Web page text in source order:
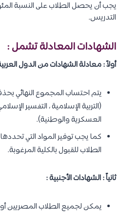
يجب أن يحصل الطلاب على النسبة
التدريس.
الشهادات المعادلة تشمل :
أولاً : معادلة الشهادات من الدول
يتم احتساب المجموع النهائي
(التربية الإسلامية ، التفسير
العسكرية والوطنية).
كما يجب توفير المواد التي تحددها
الطلاب للقبول بالكلية المرغوبة.
ثانياً : الشهادات الأجنبية :
يمكن لجميع الطلاب المصريين